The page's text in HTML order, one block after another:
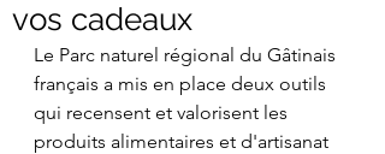
vos cadeaux
Le Parc naturel régional du Gâtinais
français a mis en place deux outils
qui recensent et valorisent les
produits alimentaires et d'artisanat